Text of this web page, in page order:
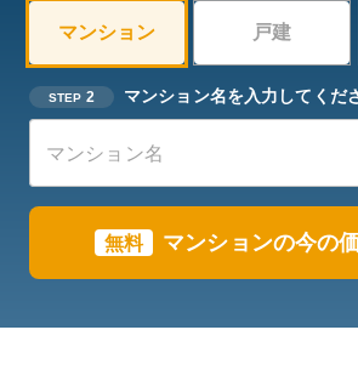
マンション 戸建
STEP 2 マンション名を入力してくだ
無料 マンションの今の